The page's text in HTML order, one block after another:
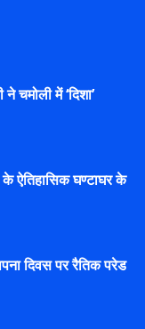
चमोली में ‘दिशा’
ऐतिहासिक घण्टाघर के
दिवस पर रैतिक परेड